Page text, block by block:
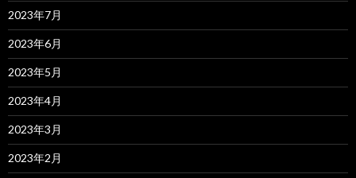
2023年7月
2023年6月
2023年5月
2023年4月
2023年3月
2023年2月